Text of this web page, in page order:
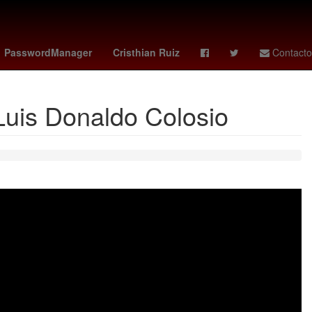
PasswordManager Cristhian Ruiz Contacto
- chapecoense Empresa amazon prime
Donaldo Colosio